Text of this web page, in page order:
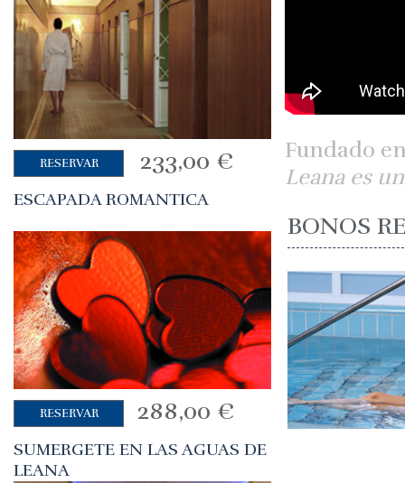
RESERVAR 233,00 €
ESCAPADA ROMANTICA
RESERVAR 288,00 €
SUMERGETE EN LAS AGUAS DE
LEANA
Fundado
Leana es
BONOS